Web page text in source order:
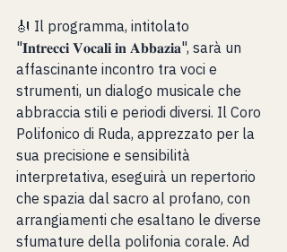
🎻 Il programma, intitolato
"𝐈𝐧𝐭𝐫𝐞𝐜𝐜𝐢 𝐕𝐨𝐜𝐚𝐥𝐢 𝐢𝐧 𝐀𝐛𝐛𝐚𝐳𝐢𝐚", sarà un
affascinante incontro tra voci e
strumenti, un dialogo musicale che
abbraccia stili e periodi diversi. Il Coro
Polifonico di Ruda, apprezzato per la
sua precisione e sensibilità
interpretativa, eseguirà un repertorio
che spazia dal sacro al profano, con
arrangiamenti che esaltano le diverse
sfumature della polifonia corale. Ad